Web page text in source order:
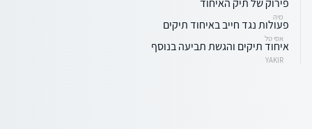
פירוק של תיק האיחוד
מיה
פעולות נגד חייב באיחוד תיקים
אסי טל
איחוד תיקים והגשת תביעה בנוסף
YAKIR